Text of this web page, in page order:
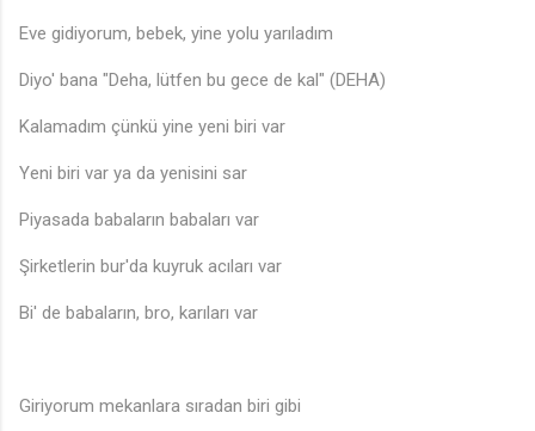
Eve gidiyorum, bebek, yine yolu yarıladım
Diyo' bana "Deha, lütfen bu gece de kal" (DEHA)
Kalamadım çünkü yine yeni biri var
Yeni biri var ya da yenisini sar
Piyasada babaların babaları var
Şirketlerin bur'da kuyruk acıları var
Bi' de babaların, bro, karıları var
Giriyorum mekanlara sıradan biri gibi